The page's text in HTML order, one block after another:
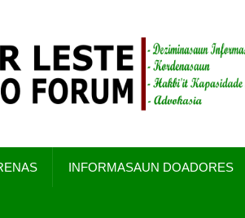
INFORMASAUN DOADORES